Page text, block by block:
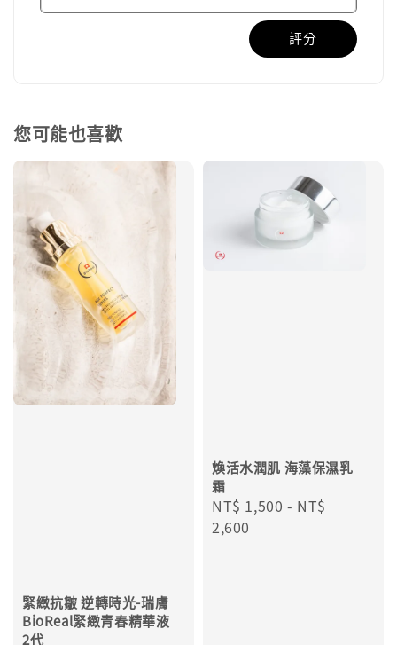
評分
您可能也喜歡
緊緻抗皺 逆轉時光-瑞膚
BioReal緊緻青春精華液
2代
煥活水潤肌 海藻保濕乳
霜
Regular
price
NT$ 1,500 - NT$
2,600